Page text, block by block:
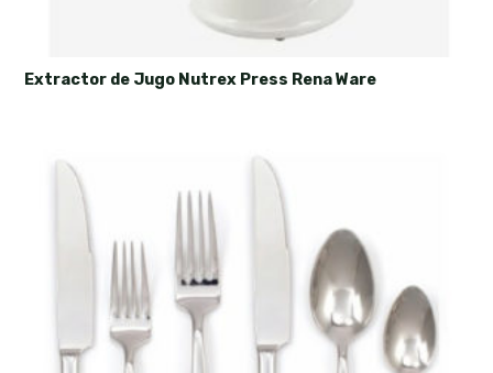
Extractor de Jugo Nutrex Press Rena Ware